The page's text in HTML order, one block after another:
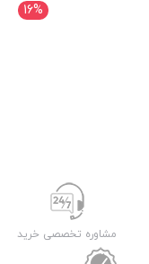
16%
مشاوره تخصصی خرید